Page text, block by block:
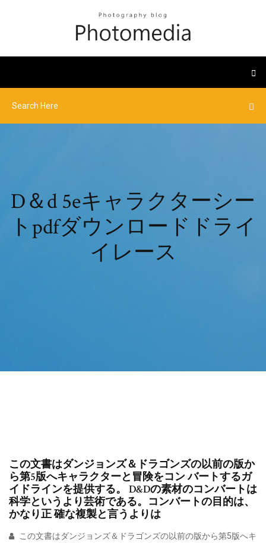
D＆d 5eキャラクターシー
トpdfダウンロードドライ
イレース
この文書はダンジョンズ＆ドラゴンズの以前の版か
ら第5版へキャラクターと冒険をコン バートするガ
イドラインを提供する。 D&Dの素材のコンバートは
科学というより芸術である。コンバートの目的は、
かなり正 確な複製と言うよりは
この文書はダンジョンズ＆ドラゴンズの以前の版から第5版へキ